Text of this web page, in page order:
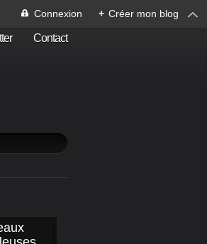
Connexion + Créer mon blog
Contact